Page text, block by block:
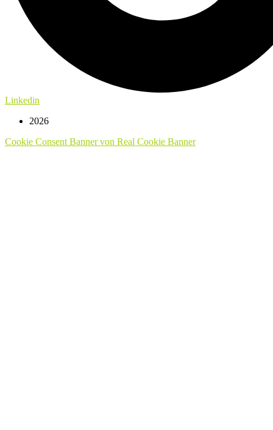
Linkedin
2026
Cookie Consent Banner von Real Cookie Banner